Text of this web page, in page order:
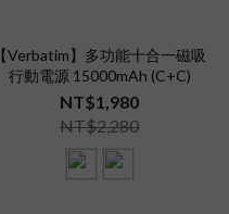
【Verbatim】多功能十合一磁吸
行動電源 15000mAh (C+C)
NT$1,980
NT$2,280